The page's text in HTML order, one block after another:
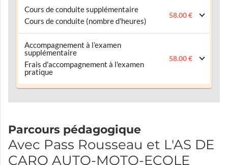
Cours de conduite supplémentaire
Cours de conduite (nombre d'heures)
58.00 €
Accompagnement à l’examen
supplémentaire
Frais d'accompagnement à l'examen
pratique
58.00 €
Parcours pédagogique
Avec Pass Rousseau et L'AS DE
CARO AUTO-MOTO-ECOLE